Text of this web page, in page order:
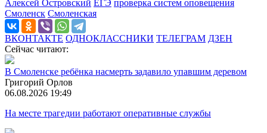
Алексей Островский ЕГЭ проверка систем оповещения
Смоленск Смоленская
ВКОНТАКТЕ ОДНОКЛАССНИКИ ТЕЛЕГРАМ ДЗЕН
Сейчас читают:
В Смоленске ребёнка насмерть задавило упавшим деревом
Григорий Орлов
06.08.2026 19:49
На месте трагедии работают оперативные службы